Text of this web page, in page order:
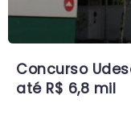
Concurso
até R$ 6,8 mil